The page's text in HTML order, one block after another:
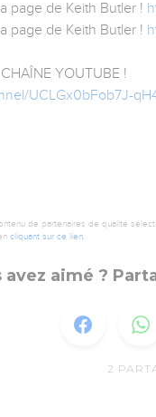
page de Keith Butler !
page de Keith Butler !
YOUTUBE !
UCLGx0bFob7J-
de partenaires de qualité
cliquant sur ce lien.
avez aimé ?
2